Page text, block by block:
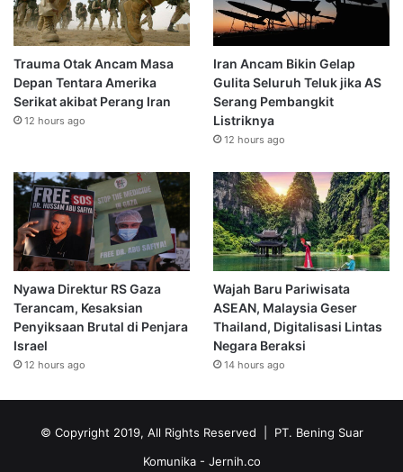
Trauma Otak Ancam Masa
Depan Tentara Amerika
Serikat akibat Perang Iran
12 hours ago
Iran Ancam Bikin Gelap
Gulita Seluruh Teluk jika AS
Serang Pembangkit
Listriknya
12 hours ago
Nyawa Direktur RS Gaza
Terancam, Kesaksian
Penyiksaan Brutal di Penjara
Israel
12 hours ago
Wajah Baru Pariwisata
ASEAN, Malaysia Geser
Thailand, Digitalisasi Lintas
Negara Beraksi
14 hours ago
© Copyright 2019, All Rights Reserved | PT. Bening Suar
Komunika - Jernih.co